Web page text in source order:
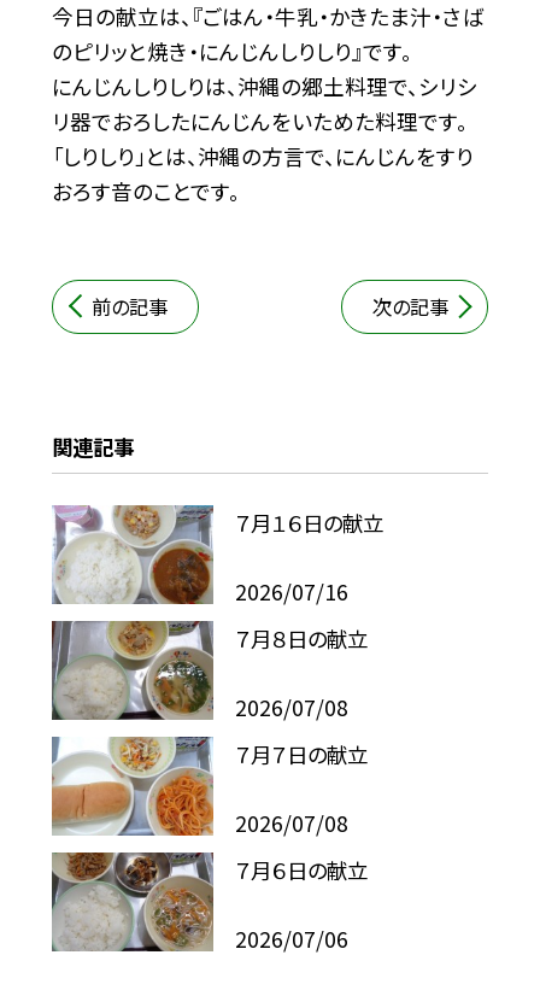
今日の献立は、『ごはん・牛乳・かきたま汁・さば
のピリッと焼き・にんじんしりしり』です。
にんじんしりしりは、沖縄の郷土料理で、シリシ
リ器でおろしたにんじんをいためた料理です。
「しりしり」とは、沖縄の方言で、にんじんをすり
おろす音のことです。
前の記事 次の記事
関連記事
７月１６日の献立
2026/07/16
７月８日の献立
2026/07/08
７月７日の献立
2026/07/08
７月６日の献立
2026/07/06